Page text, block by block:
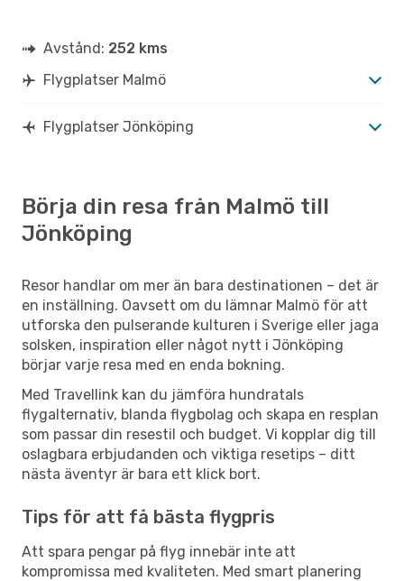
Avstånd: 252 kms
Flygplatser Malmö
Flygplatser Jönköping
Börja din resa från Malmö till
Jönköping
Resor handlar om mer än bara destinationen – det är
en inställning. Oavsett om du lämnar Malmö för att
utforska den pulserande kulturen i Sverige eller jaga
solsken, inspiration eller något nytt i Jönköping
börjar varje resa med en enda bokning.
Med Travellink kan du jämföra hundratals
flygalternativ, blanda flygbolag och skapa en resplan
som passar din resestil och budget. Vi kopplar dig till
oslagbara erbjudanden och viktiga resetips – ditt
nästa äventyr är bara ett klick bort.
Tips för att få bästa flygpris
Att spara pengar på flyg innebär inte att
kompromissa med kvaliteten. Med smart planering